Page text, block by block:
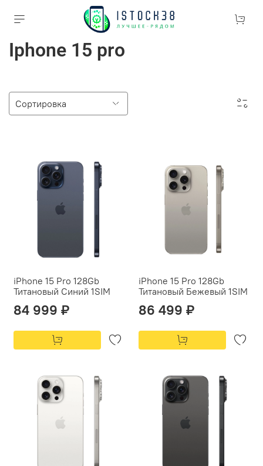
Iphone 15 pro
iPhone 15 Pro 128Gb
Титановый Синий 1SIM
84 999 ₽
iPhone 15 Pro 128Gb
Титановый Бежевый 1SIM
86 499 ₽